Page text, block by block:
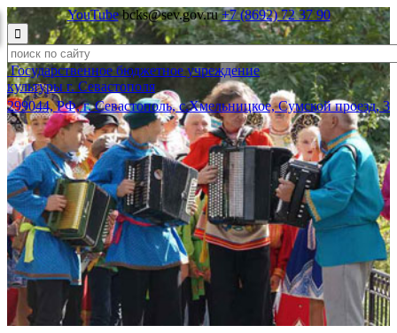
YouTube bcks@sev.gov.ru +7 (8692) 72 37 90

Государственное бюджетное учреждение
культуры г. Севастополя
299044, РФ, г. Севастополь, с.Хмельницкое, Сумской проезд, 3